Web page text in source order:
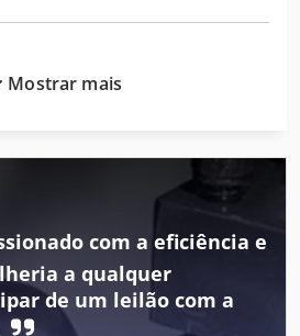
Mostrar mais
com a eficiência e
a qualquer
de um leilão com a